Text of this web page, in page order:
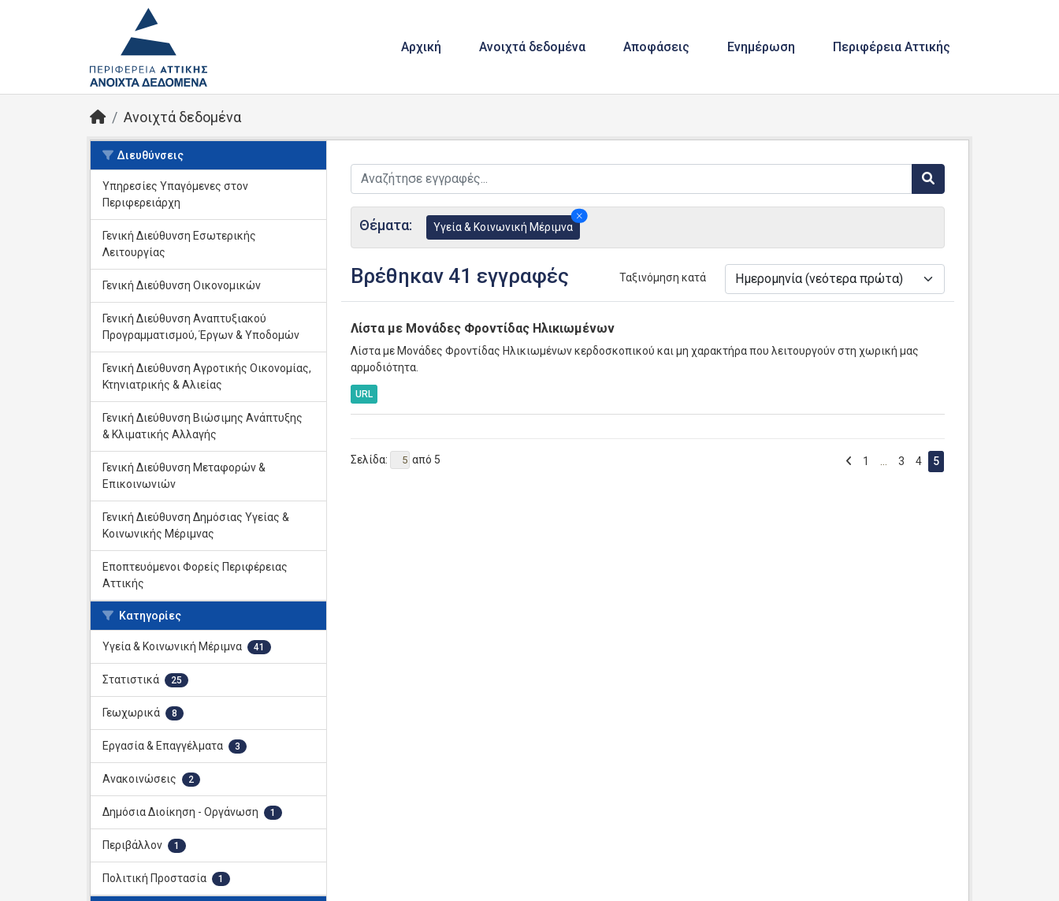
Αρχική Ανοιχτά δεδομένα Αποφάσεις Ενημέρωση Περιφέρεια Αττικής
Ανοιχτά δεδομένα
Διευθύνσεις
Υπηρεσίες Yπαγόμενες στον
Περιφερειάρχη
Γενική Διεύθυνση Εσωτερικής
Λειτουργίας
Γενική Διεύθυνση Οικονομικών
Γενική Διεύθυνση Αναπτυξιακού
Προγραμματισμού, Έργων & Υποδομών
Γενική Διεύθυνση Αγροτικής Οικονομίας,
Κτηνιατρικής & Αλιείας
Γενική Διεύθυνση Βιώσιμης Ανάπτυξης
& Κλιματικής Αλλαγής
Γενική Διεύθυνση Μεταφορών &
Επικοινωνιών
Γενική Διεύθυνση Δημόσιας Υγείας &
Κοινωνικής Μέριμνας
Εποπτευόμενοι Φορείς Περιφέρειας
Αττικής
Κατηγορίες
Υγεία & Κοινωνική Μέριμνα 41
Στατιστικά 25
Γεωχωρικά 8
Εργασία & Επαγγέλματα 3
Ανακοινώσεις 2
Δημόσια Διοίκηση - Οργάνωση 1
Περιβάλλον 1
Πολιτική Προστασία 1
Θέματα: Υγεία & Κοινωνική Μέριμνα
Βρέθηκαν 41 εγγραφές Ταξινόμηση κατά
Λίστα με Μονάδες Φροντίδας Ηλικιωμένων
Λίστα με Μονάδες Φροντίδας Ηλικιωμένων κερδοσκοπικού και μη χαρακτήρα που λειτουργούν στη χωρική μας
αρμοδιότητα.
URL
Σελίδα: από 5 1 3 4 5